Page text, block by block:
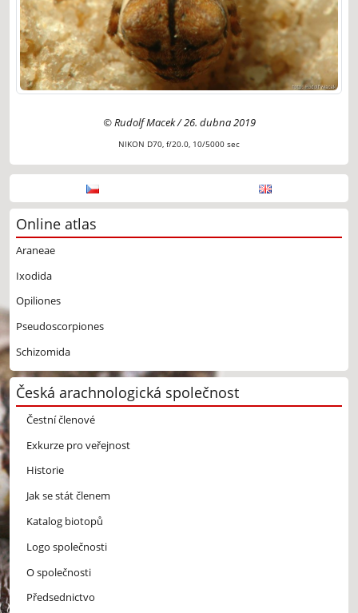
© Rudolf Macek / 26. dubna 2019
NIKON D70, f/20.0, 10/5000 sec
Online atlas
Araneae
Ixodida
Opiliones
Pseudoscorpiones
Schizomida
Česká arachnologická společnost
Čestní členové
Exkurze pro veřejnost
Historie
Jak se stát členem
Katalog biotopů
Logo společnosti
O společnosti
Předsednictvo